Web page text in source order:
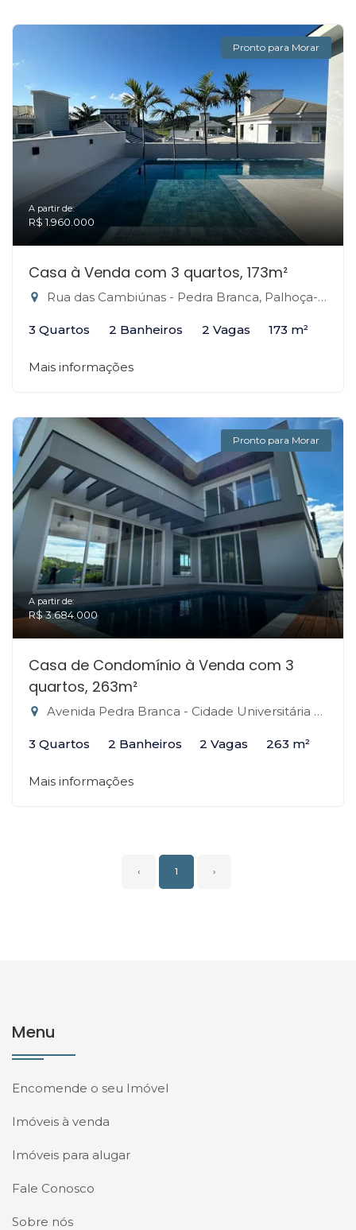
Pronto para Morar
A partir de:
R$ 1.960.000
Casa à Venda com 3 quartos, 173m²
Rua das Cambiúnas - Pedra Branca, Palhoça-SC
3 Quartos 2 Banheiros 2 Vagas 173 m²
Mais informações
Pronto para Morar
A partir de:
R$ 3.684.000
Casa de Condomínio à Venda com 3
quartos, 263m²
Avenida Pedra Branca - Cidade Universitária Pedra Branca, Palhoça-SC
3 Quartos 2 Banheiros 2 Vagas 263 m²
Mais informações
‹ 1 ›
Menu
Encomende o seu Imóvel
Imóveis à venda
Imóveis para alugar
Fale Conosco
Sobre nós